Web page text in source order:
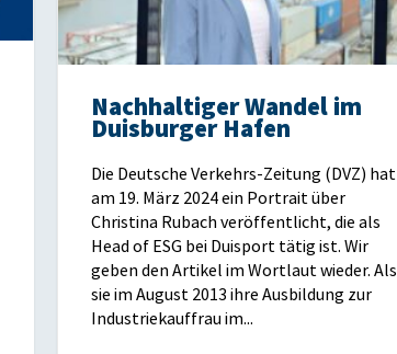
Nachhaltiger Wandel im
Duisburger Hafen
Die Deutsche Verkehrs-Zeitung (DVZ) hat
am 19. März 2024 ein Portrait über
Christina Rubach veröffentlicht, die als
Head of ESG bei Duisport tätig ist. Wir
geben den Artikel im Wortlaut wieder. Als
sie im August 2013 ihre Ausbildung zur
Industriekauffrau im...